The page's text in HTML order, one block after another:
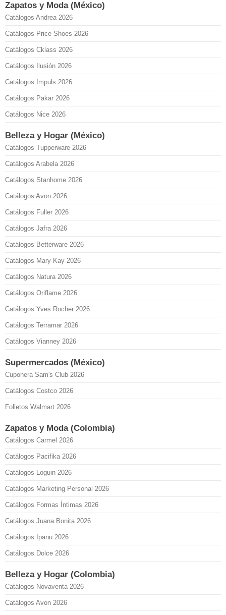
Zapatos y Moda (México)
Catálogos Andrea 2026
Catálogos Price Shoes 2026
Catálogos Cklass 2026
Catálogos Ilusión 2026
Catálogos Impuls 2026
Catálogos Pakar 2026
Catálogos Nice 2026
Belleza y Hogar (México)
Catálogos Tupperware 2026
Catálogos Arabela 2026
Catálogos Stanhome 2026
Catálogos Avon 2026
Catálogos Fuller 2026
Catálogos Jafra 2026
Catálogos Betterware 2026
Catálogos Mary Kay 2026
Catálogos Natura 2026
Catálogos Oriflame 2026
Catálogos Yves Rocher 2026
Catálogos Terramar 2026
Catálogos Vianney 2026
Supermercados (México)
Cuponera Sam's Club 2026
Catálogos Costco 2026
Folletos Walmart 2026
Zapatos y Moda (Colombia)
Catálogos Carmel 2026
Catálogos Pacifika 2026
Catálogos Loguin 2026
Catálogos Marketing Personal 2026
Catálogos Formas Íntimas 2026
Catálogos Juana Bonita 2026
Catálogos Ipanu 2026
Catálogos Dolce 2026
Belleza y Hogar (Colombia)
Catálogos Novaventa 2026
Catálogos Avon 2026